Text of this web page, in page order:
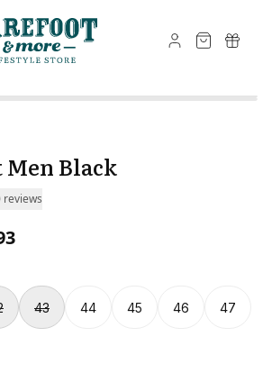
Black
reviews
€ 119,90.
price is € 89,93.
43 44 45 46 47